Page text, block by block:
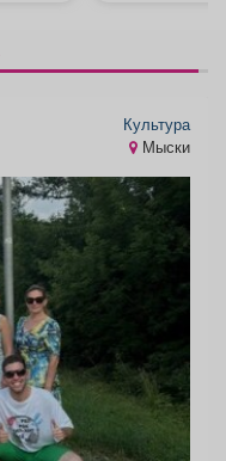
Культура
Мыски